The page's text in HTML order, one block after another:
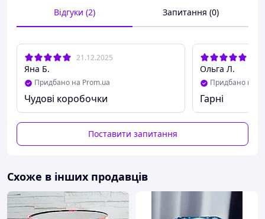
Ширина 200 мм
35 мм
Матеріал
Білий крейдований
картон.
Вікно ТАК
Вкладиші на 16
цукерок
Відгуки (2) Запитання (0)
21.12.2025
Яна Б.
Придбано на Prom.ua
Чудові коробочки
Ольга Л.
Придбано на
Гарні
Поставити запитання
Схоже в інших продавців